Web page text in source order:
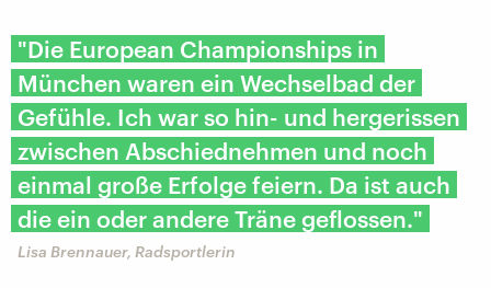
"Die European Championships in
München waren ein Wechselbad der
Gefühle. Ich war so hin- und hergerissen
zwischen Abschiednehmen und noch
einmal große Erfolge feiern. Da ist auch
die ein oder andere Träne geflossen."
Lisa Brennauer, Radsportlerin